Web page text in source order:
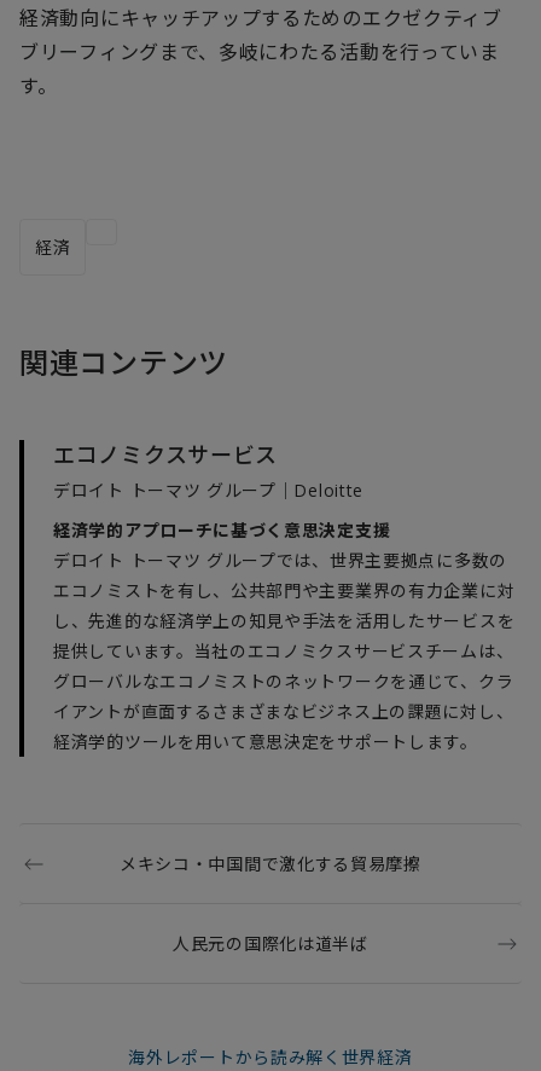
経済動向にキャッチアップするためのエクゼクティブ
ブリーフィングまで、多岐にわたる活動を行っていま
す。
経済
関連コンテンツ
エコノミクスサービス
デロイト トーマツ グループ｜Deloitte
経済学的アプローチに基づく意思決定支援
デロイト トーマツ グループでは、世界主要拠点に多数の
エコノミストを有し、公共部門や主要業界の有力企業に対
し、先進的な経済学上の知見や手法を活用したサービスを
提供しています。当社のエコノミクスサービスチームは、
グローバルなエコノミストのネットワークを通じて、クラ
イアントが直面するさまざまなビジネス上の課題に対し、
経済学的ツールを用いて意思決定をサポートします。
メキシコ・中国間で激化する貿易摩擦
人民元の国際化は道半ば
海外レポートから読み解く世界経済